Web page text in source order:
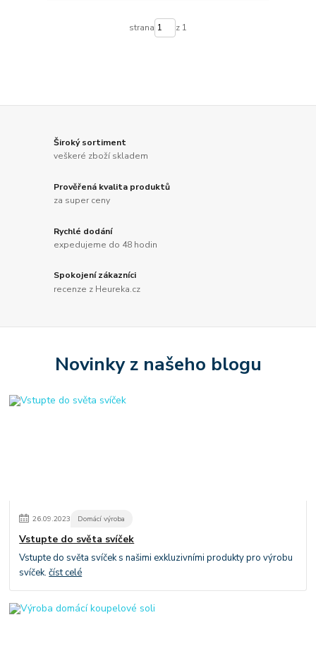
strana z 1
Široký sortiment
veškeré zboží skladem
Prověřená kvalita produktů
za super ceny
Rychlé dodání
expedujeme do 48 hodin
Spokojení zákazníci
recenze z Heureka.cz
Novinky z našeho blogu
26.09.2023 Domácí výroba
Vstupte do světa svíček
Vstupte do světa svíček s našimi exkluzivními produkty pro výrobu
svíček.číst celé